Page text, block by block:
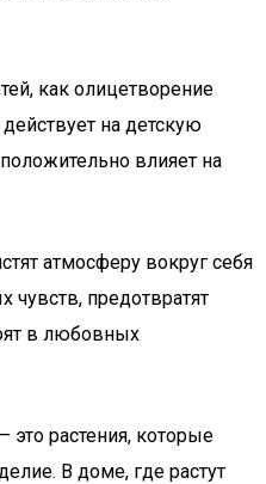
как олицетворение
на детскую
влияет на
атмосферу вокруг себя
чувств, предотвратят
в любовных
растения, которые
В доме, где растут